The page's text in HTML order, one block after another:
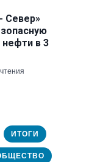
Север»
нефти в 3
ИТОГИ